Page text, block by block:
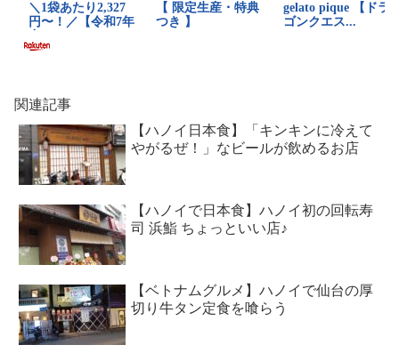
関連記事
【ハノイ日本食】「キンキンに冷えて
やがるぜ！」なビールが飲めるお店
【ハノイで日本食】ハノイ初の回転寿
司 浜鮨 ちょっといい店♪
【ベトナムグルメ】ハノイで仙台の厚
切り牛タン定食を喰らう